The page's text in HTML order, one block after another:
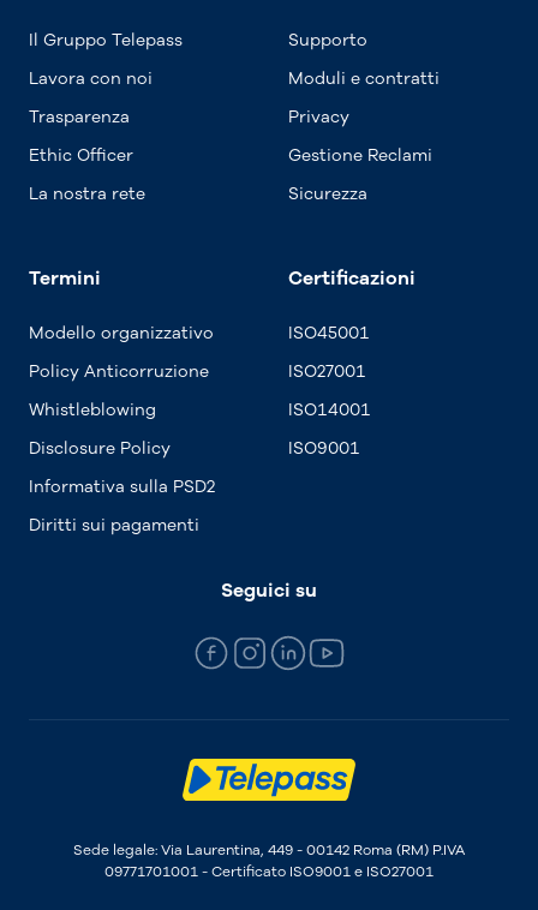
Il Gruppo Telepass
Lavora con noi
Trasparenza
Ethic Officer
La nostra rete
Supporto
Moduli e contratti
Privacy
Gestione Reclami
Sicurezza
Termini
Modello organizzativo
Policy Anticorruzione
Whistleblowing
Disclosure Policy
Informativa sulla PSD2
Diritti sui pagamenti
Certificazioni
ISO45001
ISO27001
ISO14001
ISO9001
Seguici su
Sede legale: Via Laurentina, 449 - 00142 Roma (RM) P.IVA
09771701001 - Certificato ISO9001 e ISO27001